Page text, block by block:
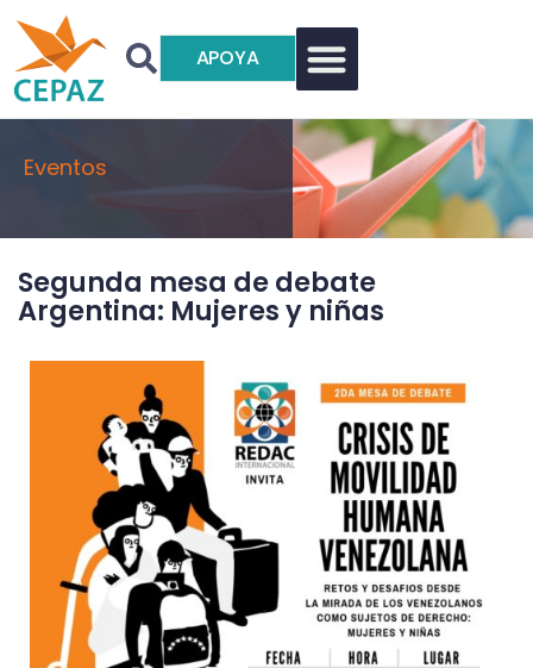
APOYA
Eventos
Segunda mesa de debate
Argentina: Mujeres y niñas